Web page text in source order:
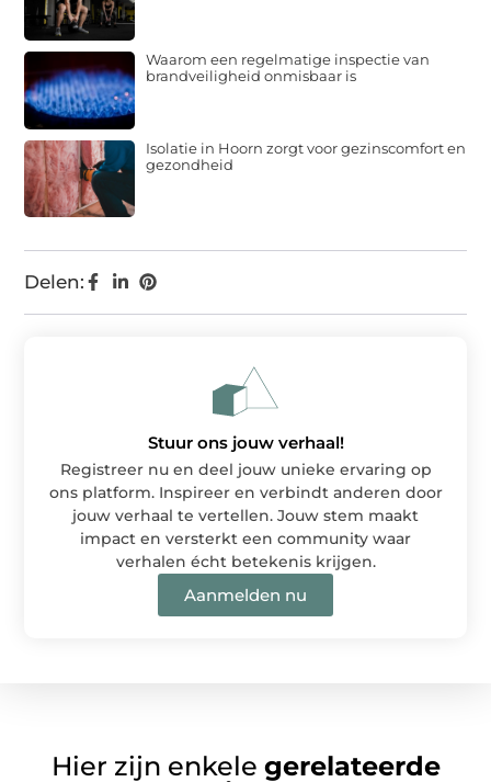
Delen:
Waarom een regelmatige inspectie van
brandveiligheid onmisbaar is
Isolatie in Hoorn zorgt voor gezinscomfort en
gezondheid
Stuur ons jouw verhaal!
Registreer nu en deel jouw unieke ervaring op
ons platform. Inspireer en verbindt anderen door
jouw verhaal te vertellen. Jouw stem maakt
impact en versterkt een community waar
verhalen écht betekenis krijgen.
Aanmelden nu
Hier zijn enkele gerelateerde